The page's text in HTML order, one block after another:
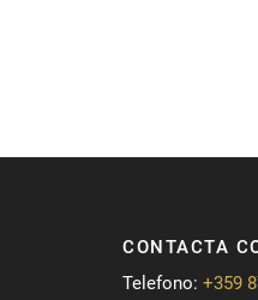
CONTACTA
Telefono: +359